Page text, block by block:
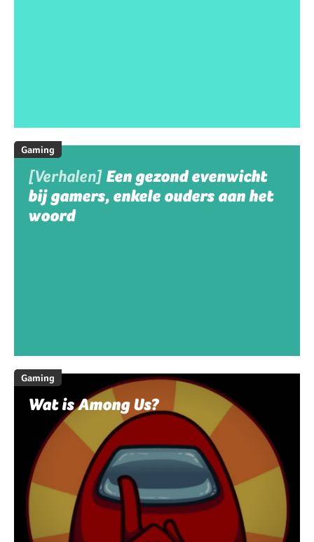
Gaming
[Verhalen] Een gezond evenwicht
bij gamers, enkele ouders aan het
woord
Gaming
Wat is Among Us?